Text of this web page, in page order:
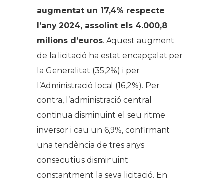
augmentat un 17,4% respecte
l’any 2024, assolint els 4.000,8
milions d’euros. Aquest augment
de la licitació ha estat encapçalat per
la Generalitat (35,2%) i per
l’Administració local (16,2%). Per
contra, l’administració central
continua disminuint el seu ritme
inversor i cau un 6,9%, confirmant
una tendència de tres anys
consecutius disminuint
constantment la seva licitació. En